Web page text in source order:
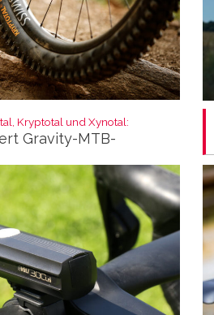
Kryptotal und Xynotal:
Gravity-MTB-